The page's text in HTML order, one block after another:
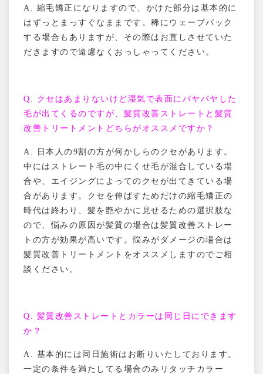
A. 縮毛矯正になりますので、かけた部分は基本的に
はずっとまっすぐなままです。稀にウェーブバック
する場合もありますが、その際はお直しさせていた
だきますので遠慮なくおっしゃってください。
Q. クセはあまりないけど湿気で表面にパヤパヤした
毛が出てくるのですが、髪質改善ストレートと髪質
改善トリートメントどちらがオススメですか？
A. 日本人の9割の方が何かしらのクセがあります。
中にはストレート毛の中にくせ毛が混合している場
合や、エイジングによってのクセが出てきている場
合があります。クセを伸ばすためだけの縮毛矯正の
時代は終わり、髪を艶やかに見せるための選択肢な
ので、悩みの原因が髪質の場合は髪質改善ストレー
トの方が効果が高いです。悩みがダメージの場合は
髪質改善トリートメントをオススメしますのでご相
談ください。
Q. 髪質改善ストレートとカラーは同じ日にできます
か？
A. 基本的には同日施術はお断りいたしております。
一定の条件を満たしてる場合のみリタッチカラー